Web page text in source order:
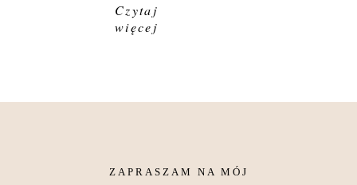
Czytaj
więcej